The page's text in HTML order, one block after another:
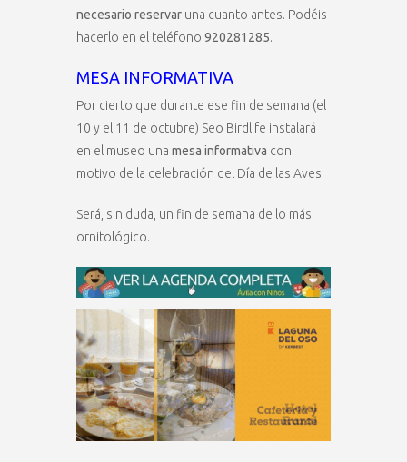
necesario reservar una cuanto antes. Podéis
hacerlo en el teléfono 920281285.
MESA INFORMATIVA
Por cierto que durante ese fin de semana (el
10 y el 11 de octubre) Seo Birdlife instalará
en el museo una mesa informativa con
motivo de la celebración del Día de las Aves.
Será, sin duda, un fin de semana de lo más
ornitológico.